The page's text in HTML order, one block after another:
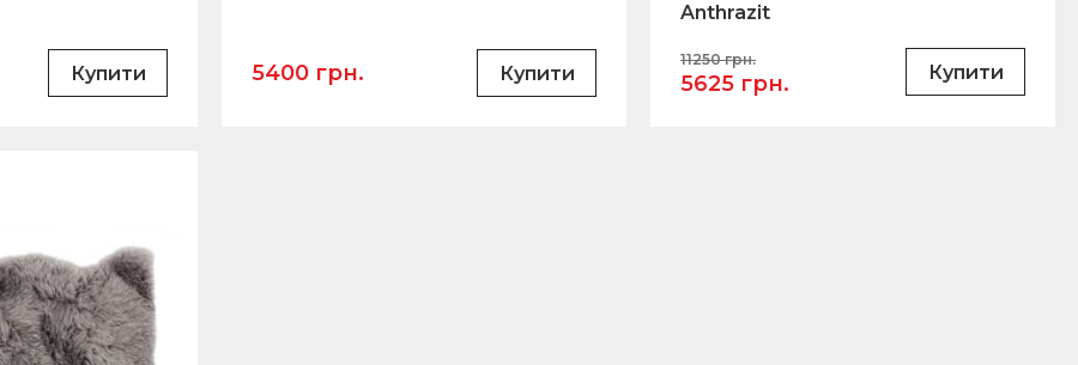
Купити 5400 грн. Купити
Anthrazit
11250 грн.
5625 грн. Купити